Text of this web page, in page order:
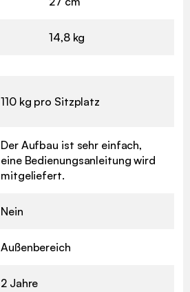
14,8 kg
110 kg pro Sitzplatz
Der Aufbau ist sehr einfach,
eine Bedienungsanleitung wird
mitgeliefert.
Nein
Außenbereich
2 Jahre